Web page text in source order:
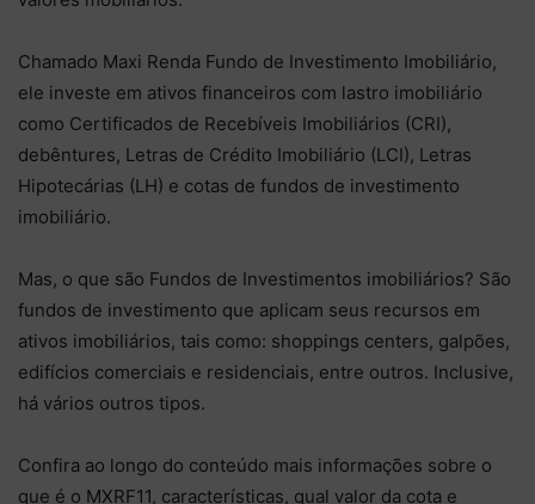
Chamado Maxi Renda Fundo de Investimento Imobiliário,
ele investe em ativos financeiros com lastro imobiliário
como Certificados de Recebíveis Imobiliários (CRI),
debêntures, Letras de Crédito Imobiliário (LCI), Letras
Hipotecárias (LH) e cotas de fundos de investimento
imobiliário.
Mas, o que são Fundos de Investimentos imobiliários? São
fundos de investimento que aplicam seus recursos em
ativos imobiliários, tais como: shoppings centers, galpões,
edifícios comerciais e residenciais, entre outros. Inclusive,
há vários outros tipos.
Confira ao longo do conteúdo mais informações sobre o
que é o MXRF11, características, qual valor da cota e